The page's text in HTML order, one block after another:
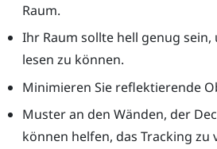
Raum.
Ihr Raum sollte hell genug sein,
lesen zu können.
Minimieren Sie reflektierende
Muster an den Wänden, der
können helfen, das Tracking zu